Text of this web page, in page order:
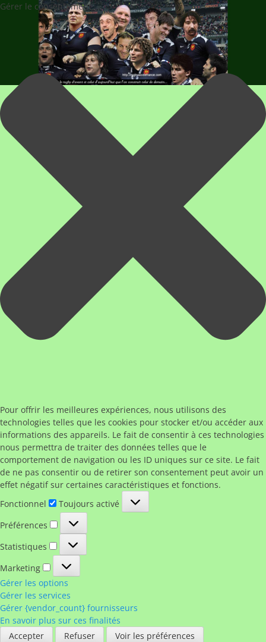
Gérer le consentement
Pour offrir les meilleures expériences, nous utilisons des
technologies telles que les cookies pour stocker et/ou accéder aux
informations des appareils. Le fait de consentir à ces technologies
nous permettra de traiter des données telles que le
comportement de navigation ou les ID uniques sur ce site. Le fait
de ne pas consentir ou de retirer son consentement peut avoir un
effet négatif sur certaines caractéristiques et fonctions.
Fonctionnel
Toujours activé
Préférences
Statistiques
Marketing
Gérer les options
Gérer les services
Gérer {vendor_count} fournisseurs
En savoir plus sur ces finalités
Accepter
Refuser
Voir les préférences